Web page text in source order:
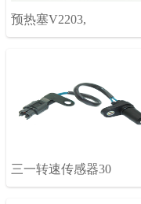
预热塞V2203,
三一转速传感器30